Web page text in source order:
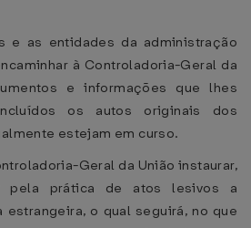
e as entidades da administração
à Controladoria-Geral da
e informações que lhes
os autos originais dos
estejam em curso.
Geral da União instaurar,
pela prática de atos lesivos a
estrangeira, o qual seguirá, no que